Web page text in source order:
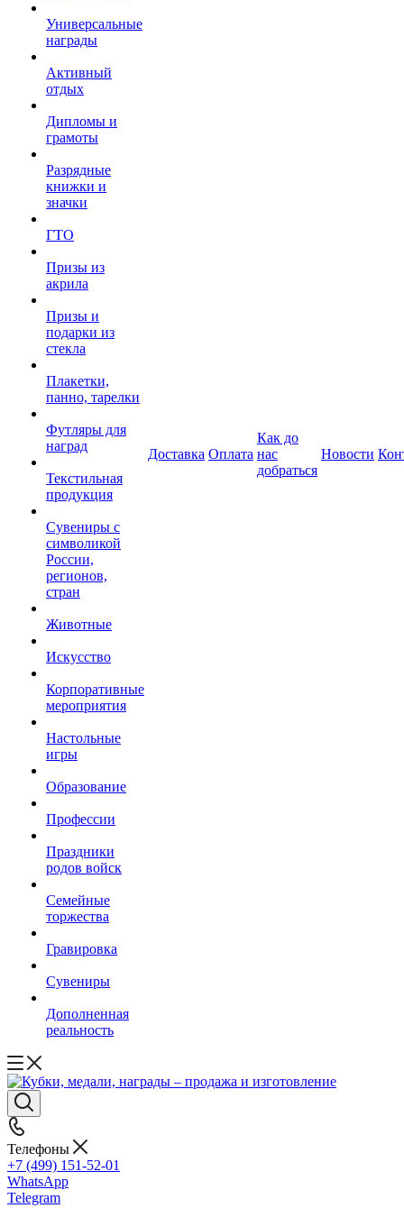
Универсальные
награды
Активный
отдых
Дипломы и
грамоты
Разрядные
книжки и
значки
ГТО
Призы из
акрила
Призы и
подарки из
стекла
Плакетки,
панно, тарелки
Футляры для
наград
Текстильная
продукция
Сувениры с
символикой
России,
регионов,
стран
Животные
Искусство
Корпоративные
мероприятия
Настольные
игры
Образование
Профессии
Праздники
родов войск
Семейные
торжества
Гравировка
Сувениры
Дополненная
реальность
Доставка Оплата
Как до
нас
добраться
Новости
Телефоны
+7 (499) 151-52-01
WhatsApp
Telegram